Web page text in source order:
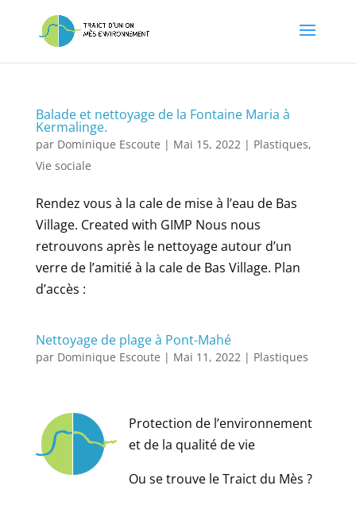
Balade et nettoyage de la Fontaine Maria à
Kermalinge.
par Dominique Escoute | Mai 15, 2022| Plastiques,
Vie sociale
Rendez vous à la cale de mise à l’eau de Bas
Village. Created with GIMP Nous nous
retrouvons après le nettoyage autour d’un
verre de l’amitié à la cale de Bas Village. Plan
d’accès :
Nettoyage de plage à Pont-Mahé
par Dominique Escoute | Mai 11, 2022| Plastiques
Protection de l’environnement
et de la qualité de vie
Ou se trouve le Traict du Mès ?